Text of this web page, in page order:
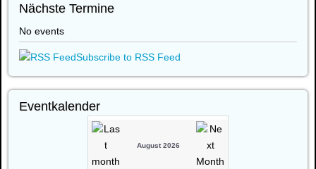
Nächste Termine
No events
Subscribe to RSS Feed
Eventkalender
August 2026